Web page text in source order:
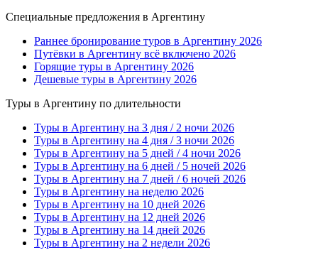
Специальные предложения в Аргентину
Раннее бронирование туров в Аргентину 2026
Путёвки в Аргентину всё включено 2026
Горящие туры в Аргентину 2026
Дешевые туры в Аргентину 2026
Туры в Аргентину по длительности
Туры в Аргентину на 3 дня / 2 ночи 2026
Туры в Аргентину на 4 дня / 3 ночи 2026
Туры в Аргентину на 5 дней / 4 ночи 2026
Туры в Аргентину на 6 дней / 5 ночей 2026
Туры в Аргентину на 7 дней / 6 ночей 2026
Туры в Аргентину на неделю 2026
Туры в Аргентину на 10 дней 2026
Туры в Аргентину на 12 дней 2026
Туры в Аргентину на 14 дней 2026
Туры в Аргентину на 2 недели 2026